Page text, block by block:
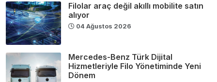
Filolar araç değil akıllı mobilite satın
alıyor
04 Ağustos 2026
Mercedes-Benz Türk Dijital
Hizmetleriyle Filo Yönetiminde Yeni
Dönem